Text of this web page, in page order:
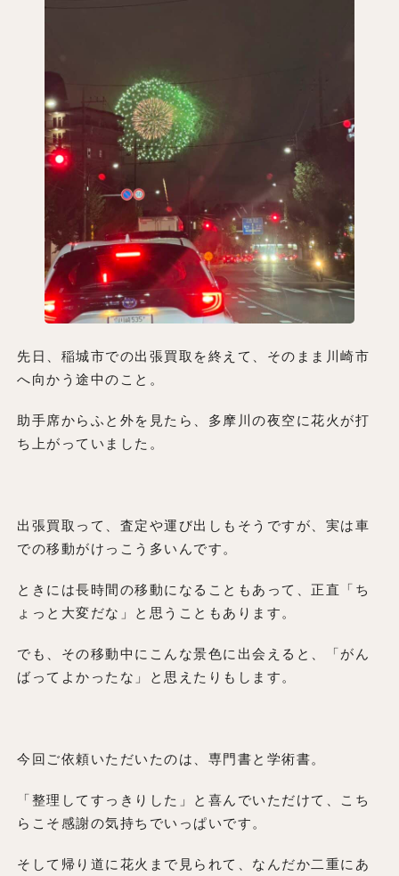
先日、稲城市での出張買取を終えて、そのまま川崎市
へ向かう途中のこと。
助手席からふと外を見たら、多摩川の夜空に花火が打
ち上がっていました。
出張買取って、査定や運び出しもそうですが、実は車
での移動がけっこう多いんです。
ときには長時間の移動になることもあって、正直「ち
ょっと大変だな」と思うこともあります。
でも、その移動中にこんな景色に出会えると、「がん
ばってよかったな」と思えたりもします。
今回ご依頼いただいたのは、専門書と学術書。
「整理してすっきりした」と喜んでいただけて、こち
らこそ感謝の気持ちでいっぱいです。
そして帰り道に花火まで見られて、なんだか二重にあ